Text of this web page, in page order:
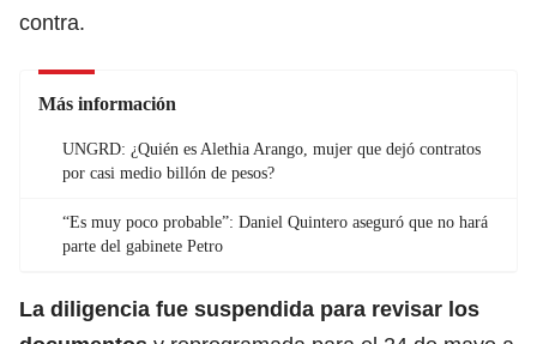
contra.
Más información
UNGRD: ¿Quién es Alethia Arango, mujer que dejó contratos
por casi medio billón de pesos?
“Es muy poco probable”: Daniel Quintero aseguró que no hará
parte del gabinete Petro
La diligencia fue suspendida para revisar los